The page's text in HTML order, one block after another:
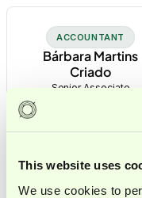
This website uses
We use cookies to
ACCOUNTANT
Bárbara Martins
Criado
Senior Associate
herunterladen